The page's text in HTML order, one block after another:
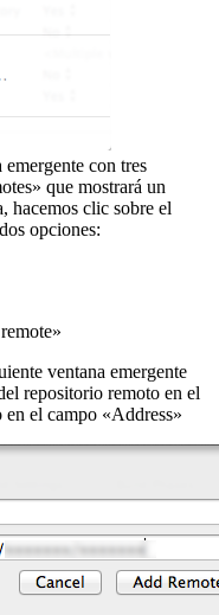
con tres
que mostrará un
hacemos clic sobre el
opciones:
ventana emergente
repositorio remoto en el
el campo «Address»